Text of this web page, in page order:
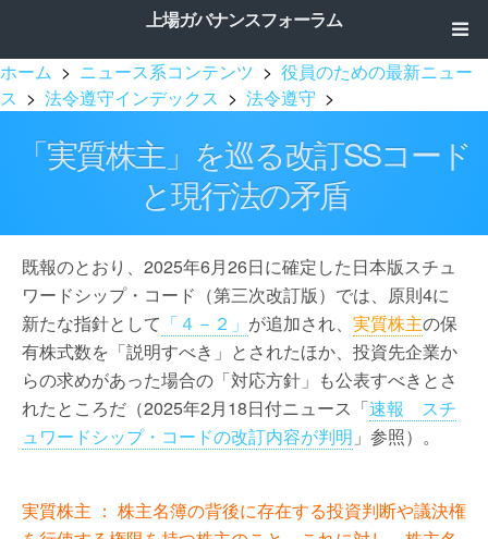
上場ガバナンスフォーラム
ホーム > ニュース系コンテンツ > 役員のための最新ニュー
ス > 法令遵守インデックス > 法令遵守 >
「実質株主」を巡る改訂SSコード
と現行法の矛盾
既報のとおり、2025年6月26日に確定した日本版スチュ
ワードシップ・コード（第三次改訂版）では、原則4に
新たな指針として 「４－２」 が追加され、 実質株主の保
有株式数を「説明すべき」とされたほか、投資先企業か
らの求めがあった場合の「対応方針」も公表すべきとさ
れたところだ（2025年2月18日付ニュース「速報 スチ
ュワードシップ・コードの改訂内容が判明 」参照）。
実質株主 ： 株主名簿の背後に存在する投資判断や議決権